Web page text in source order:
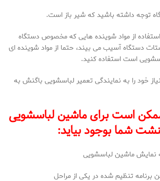
توجه داشته باشید که شیر باز است.
از مواد شوینده هایی که مخصوص دستگاه
دستگاه آسیب می بیند، حتما از مواد شوینده ای
است استفاده کنید.
خود را به نمایندگی تعمیر لباسشویی باگنش به
است برای ماشین لباسشویی
شما بوجود بیاید: